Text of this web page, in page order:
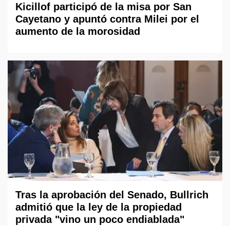
Kicillof participó de la misa por San
Cayetano y apuntó contra Milei por el
aumento de la morosidad
Tras la aprobación del Senado, Bullrich
admitió que la ley de la propiedad
privada "vino un poco endiablada"